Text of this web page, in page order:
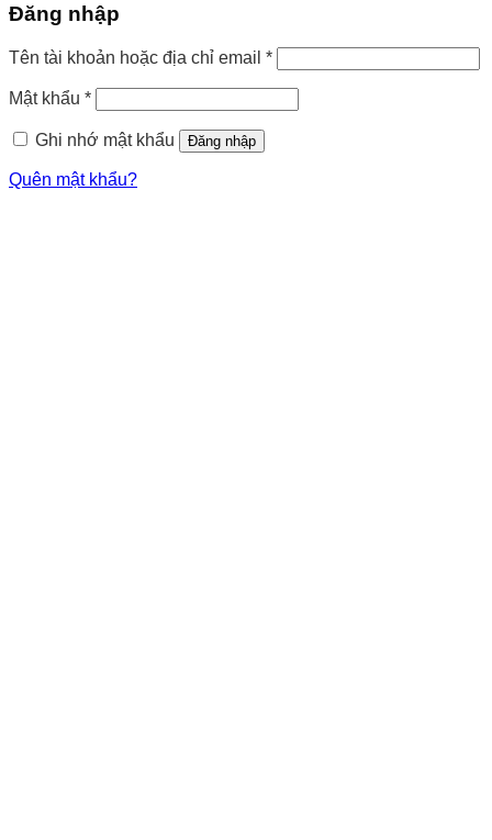
Đăng nhập
Tên tài khoản hoặc địa chỉ email *
Mật khẩu *
Ghi nhớ mật khẩu Đăng nhập
Quên mật khẩu?